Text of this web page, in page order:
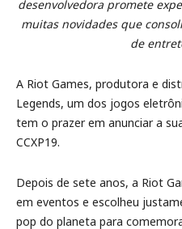
desenvolvedora promete
muitas novidades que
de
A Riot Games, produtora e
Legends, um dos jogos
tem o prazer em anunciar a
CCXP19.
Depois de sete anos, a Riot
em eventos e escolheu
pop do planeta para